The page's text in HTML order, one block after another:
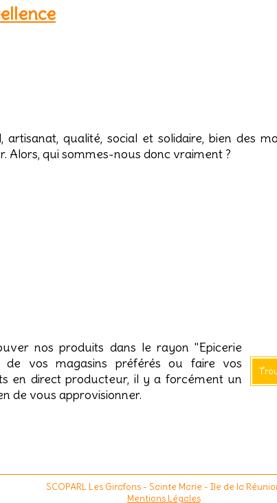
SCOPARL Les Girafons - Sainte Marie - Ile de la
Mentions Légales
artisanat, qualité, social et solidaire, bien des
Alors, qui sommes-nous donc vraiment ?
nos produits dans le rayon "Epicerie
de vos magasins préférés ou faire vos
en direct producteur, il y a forcément un
de vous approvisionner.